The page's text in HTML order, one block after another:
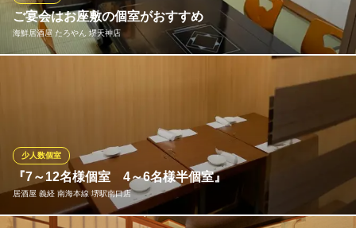
南海本線堺駅 徒歩2分
大阪府堺市堺区栄橋町1-9-3
ご宴会はお座敷の個室がおすすめ
海鮮居酒屋 たろやん 堺天神店
ゆったりくつろげるお座敷を完備。個室になっているのでゆっく
海鮮居酒屋 たろやん 堺天神店
創作海鮮炭火焼き酒場
阪堺電気軌道阪堺線花田口駅 徒歩2分
大阪府堺市堺区櫛屋町東1-2-4
『7～12名様個室 4～6名様半個室』
居酒屋 義経 南海本線 堺駅南口店
少人数個室